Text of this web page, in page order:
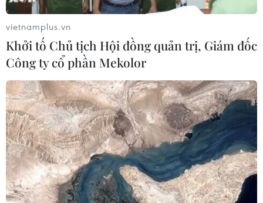
Đẹp ngỡ ngàng con đường hoa
phượng đỏ rực bên kênh xáng Lấp Vò
Nằm giữa Quốc lộ 80 và kênh xáng Lấp Vò (tỉnh Đồng
Tháp), hàng phượng đỏ thắm những ngày cuối tháng
Năm khiến người đi đường xao xuyến, ngỡ ngàng mỗi
khi qua đây.
vietnamplus.vn
Khởi tố Chủ tịch Hội đồng quản trị, Giám đốc
Công ty cổ phần Mekolor